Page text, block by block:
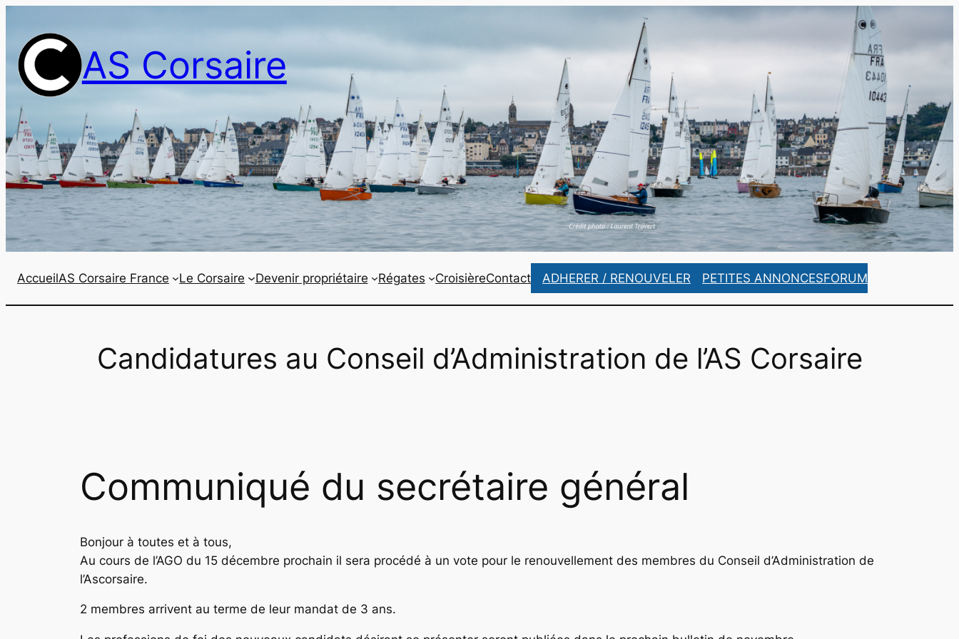
contenu
AS Corsaire
AccueilAS Corsaire France Le Corsaire Devenir propriétaire Régates CroisièreContact ADHERER / RENOUVELER PETITES ANNONCESFORUM
Candidatures au Conseil d’Administration de l’AS Corsaire
Communiqué du secrétaire général
Bonjour à toutes et à tous,
Au cours de l’AGO du 15 décembre prochain il sera procédé à un vote pour le renouvellement des membres du Conseil d’Administration de
l’Ascorsaire.
2 membres arrivent au terme de leur mandat de 3 ans.